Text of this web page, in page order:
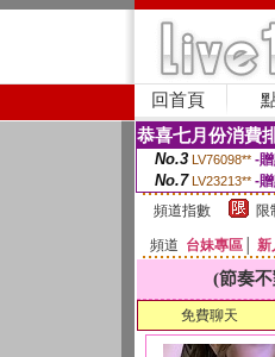
回首頁
恭喜七月份消費
No.3 LV76098** -
No.7 LV23213** -
頻道指數
限
頻道 台妹專區 新
(節奏
免費聊天